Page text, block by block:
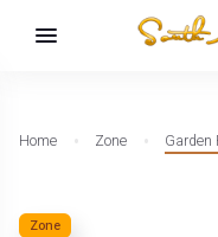
Home Zone Garden
Zone